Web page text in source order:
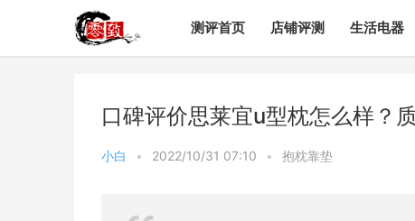
测评首页 店铺评测 生活电器
口碑评价思莱宜u型枕怎么样？
小白 • 2022/10/31 07:10 • 抱枕靠垫